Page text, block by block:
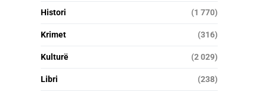
Histori (1 770)
Krimet (316)
Kulturë (2 029)
Libri (238)